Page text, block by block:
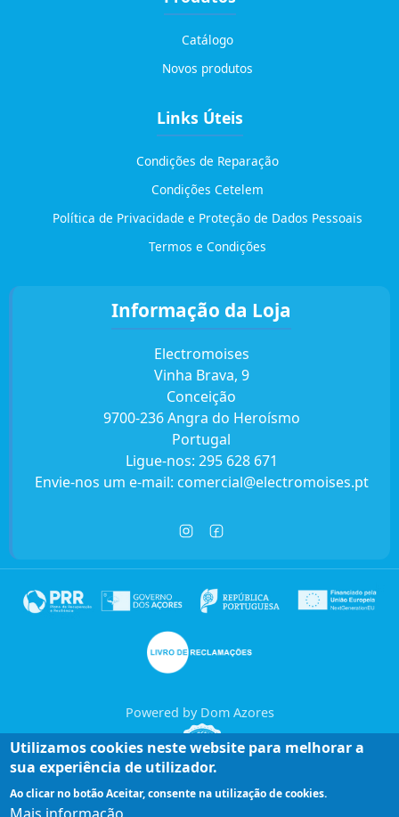
Catálogo
Novos produtos
Links Úteis
Condições de Reparação
Condições Cetelem
Política de Privacidade e Proteção de Dados Pessoais
Termos e Condições
Informação da Loja
Electromoises
Vinha Brava, 9
Conceição
9700-236 Angra do Heroísmo
Portugal
Ligue-nos: 295 628 671
Envie-nos um e-mail: comercial@electromoises.pt
Powered by Dom Azores
Utilizamos cookies neste website para melhorar a
sua experiência de utilizador.
Ao clicar no botão Aceitar, consente na utilização de cookies.